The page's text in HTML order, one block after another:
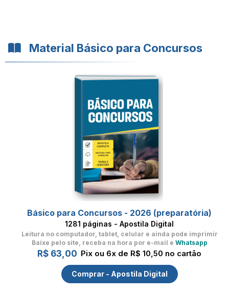
Material Básico para Concursos
Básico para Concursos - 2026 (preparatória)
1281 páginas - Apostila Digital
Leitura no computador, tablet, celular e ainda pode imprimir
Baixe pelo site, receba na hora por e-mail e Whatsapp
R$ 63,00 Pix ou 6x de R$ 10,50 no cartão
Comprar - Apostila Digital